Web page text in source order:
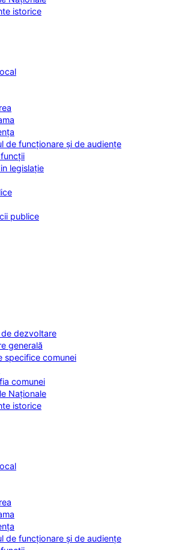
istorice
de funcționare și de audiențe
legislație
publice
dezvoltare
generală
specifice comunei
comunei
Naționale
istorice
de funcționare și de audiențe